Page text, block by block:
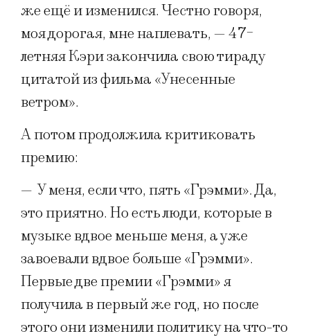
же ещё и изменился. Честно говоря,
моя дорогая, мне наплевать, — 47-
летняя Кэри закончила свою тираду
цитатой из фильма «Унесенные
ветром».
А потом продолжила критиковать
премию:
— У меня, если что, пять «Грэмми». Да,
это приятно. Но есть люди, которые в
музыке вдвое меньше меня, а уже
завоевали вдвое больше «Грэмми».
Первые две премии «Грэмми» я
получила в первый же год, но после
этого они изменили политику на что-то